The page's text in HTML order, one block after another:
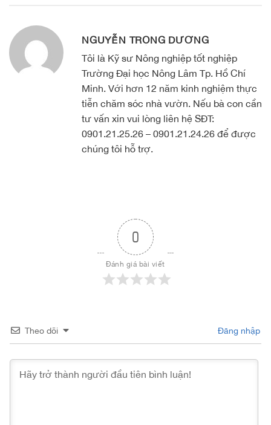
NGUYỄN TRỌNG DƯƠNG
Tôi là Kỹ sư Nông nghiệp tốt nghiệp
Trường Đại học Nông Lâm Tp. Hồ Chí
Minh. Với hơn 12 năm kinh nghiệm thực
tiễn chăm sóc nhà vườn. Nếu bà con cần
tư vấn xin vui lòng liên hệ SĐT:
0901.21.25.26 – 0901.21.24.26 để được
chúng tôi hỗ trợ.
0
Đánh giá bài viết
Theo dõi Đăng nhập